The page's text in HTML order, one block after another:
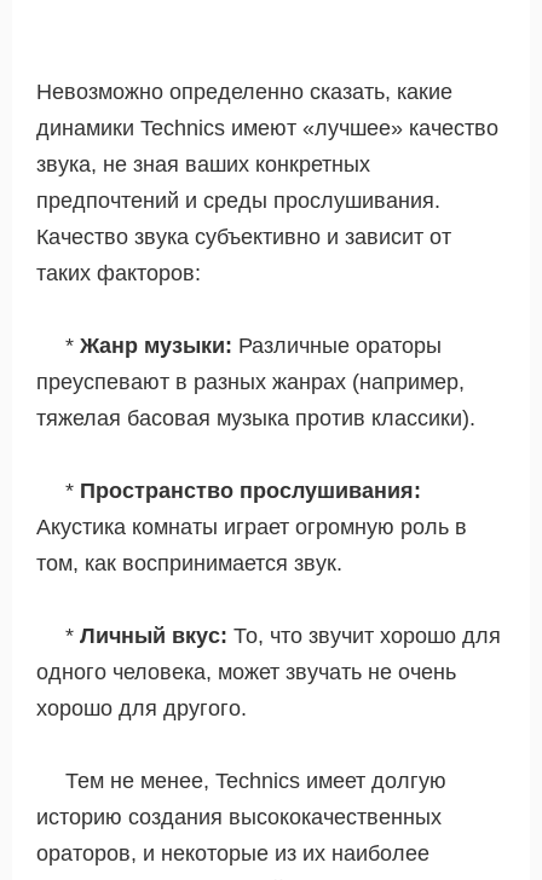
Невозможно определенно сказать, какие
динамики Technics имеют «лучшее» качество
звука, не зная ваших конкретных
предпочтений и среды прослушивания.
Качество звука субъективно и зависит от
таких факторов:
* Жанр музыки: Различные ораторы
преуспевают в разных жанрах (например,
тяжелая басовая музыка против классики).
* Пространство прослушивания:
Акустика комнаты играет огромную роль в
том, как воспринимается звук.
* Личный вкус: То, что звучит хорошо для
одного человека, может звучать не очень
хорошо для другого.
Тем не менее, Technics имеет долгую
историю создания высококачественных
ораторов, и некоторые из их наиболее